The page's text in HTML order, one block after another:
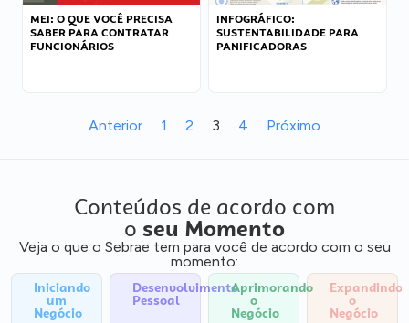
MEI: O QUE VOCÊ PRECISA
SABER PARA CONTRATAR
FUNCIONÁRIOS
INFOGRÁFICO:
SUSTENTABILIDADE PARA
PANIFICADORAS
Anterior 1 2 3 4 Próximo
Conteúdos de acordo com
o seu Momento
Veja o que o Sebrae tem para você de acordo com o seu
momento:
Iniciando
um
Negócio
Desenvolvimento
Pessoal
Aprimorando
o
Negócio
Expandindo
o
Negócio